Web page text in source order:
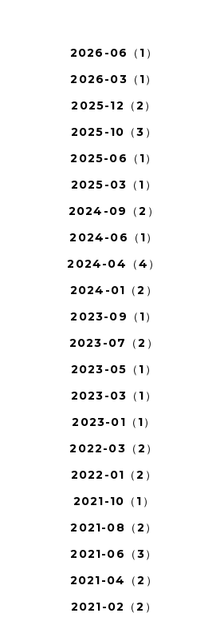
2026-06（1）
2026-03（1）
2025-12（2）
2025-10（3）
2025-06（1）
2025-03（1）
2024-09（2）
2024-06（1）
2024-04（4）
2024-01（2）
2023-09（1）
2023-07（2）
2023-05（1）
2023-03（1）
2023-01（1）
2022-03（2）
2022-01（2）
2021-10（1）
2021-08（2）
2021-06（3）
2021-04（2）
2021-02（2）